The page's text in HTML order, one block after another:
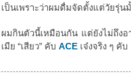
เป็นเพราะว่าผมดื่มจัดตั้งแต่วัยรุ่น
ผมกินตัวนี้เหมือนกัน แต่ยังไม่ถึง
เมีย “เสียว” คับ ACEเจ๋งจริง ๆ คับ